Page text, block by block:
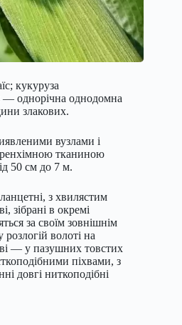
кукуруза
— однорічна однодомна
злакових.
вузлами і
тканиною
50 см до 7 м.
з хвилястим
зібрані в окремі
за своїм зовнішнім
волоті на
— у пазушних товстих
піхвами, з
довгі ниткоподібні